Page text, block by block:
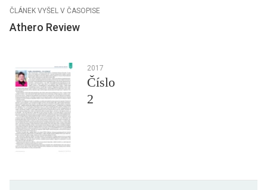
ČLÁNEK VYŠEL V ČASOPISE
Athero Review
2017
Číslo
2